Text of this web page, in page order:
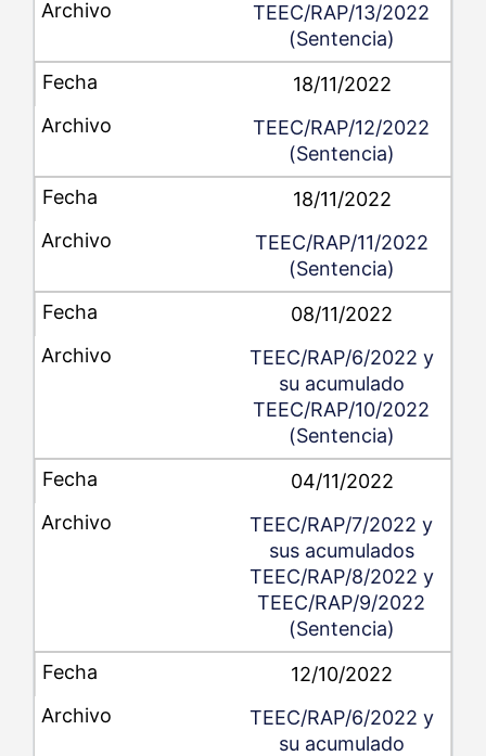
TEEC/RAP/13/2022
(Sentencia)
18/11/2022
TEEC/RAP/12/2022
(Sentencia)
18/11/2022
TEEC/RAP/11/2022
(Sentencia)
08/11/2022
TEEC/RAP/6/2022 y
su acumulado
TEEC/RAP/10/2022
(Sentencia)
04/11/2022
TEEC/RAP/7/2022 y
sus acumulados
TEEC/RAP/8/2022 y
TEEC/RAP/9/2022
(Sentencia)
12/10/2022
TEEC/RAP/6/2022 y
su acumulado